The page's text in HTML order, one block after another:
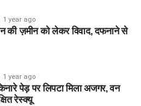
1 year ago
की ज़मीन को लेकर विवाद, दफनाने से
1 year ago
किनारे पेड़ पर लिपटा मिला अजगर, वन
रेस्क्यू